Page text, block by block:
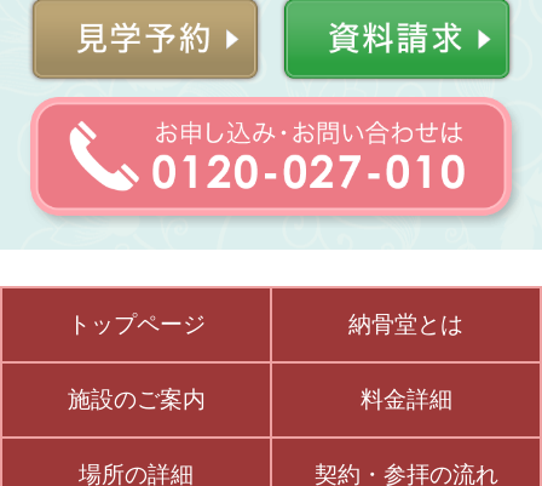
トップページ 納骨堂とは
施設のご案内 料金詳細
場所の詳細 契約・参拝の流れ